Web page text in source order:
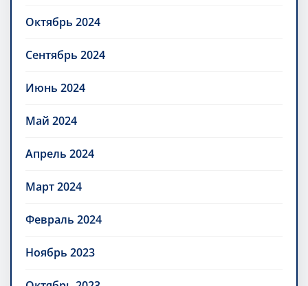
Октябрь 2024
Сентябрь 2024
Июнь 2024
Май 2024
Апрель 2024
Март 2024
Февраль 2024
Ноябрь 2023